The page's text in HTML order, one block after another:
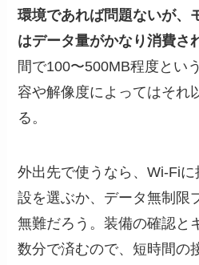
環境であれば問題ないが、
はデータ量がかなり消費さ
間で100〜500MB程度とい
容や解像度によってはそれ
る。
外出先で使うなら、Wi-Fi
設を選ぶか、データ無制限
無難だろう。装備の確認と
数分で済むので、短時間の